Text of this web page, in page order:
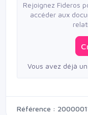
Rejoignez Fideros
accéder aux
Vous avez déjà
Référence :